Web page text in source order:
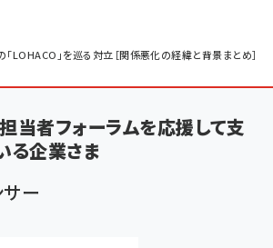
「LOHACO」を巡る対立［関係悪化の経緯と背景まとめ］
当者フォーラムを応援して支
る企業さま
ー